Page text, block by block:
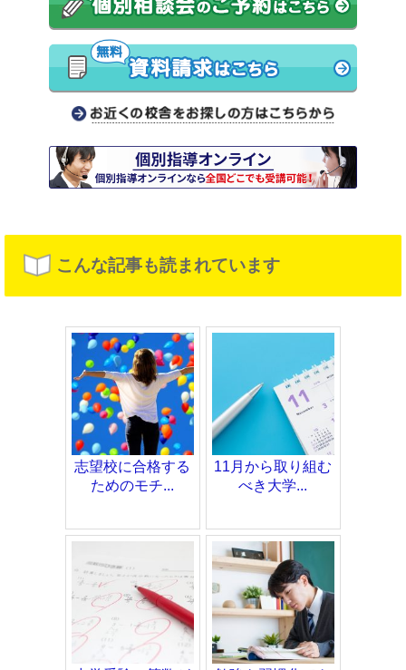
こんな記事も読まれています
志望校に合格する
ためのモチ...
11月から取り組む
べき大学...